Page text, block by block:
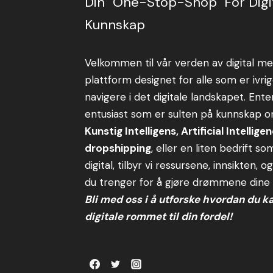
Kunnskap
Velkommen til vår verden av digital
plattform designet for alle som er
navigere i det digitale landskapet.
entusiast som er sulten på kunnskap
Kunstig Intelligens, Artificial
dropshipping, eller en liten bedrift
digital, tilbyr vi ressursene, innsikten,
du trenger for å gjøre drømmene dine
Bli med oss i å utforske hvordan du
digitale rommet til din fordel!